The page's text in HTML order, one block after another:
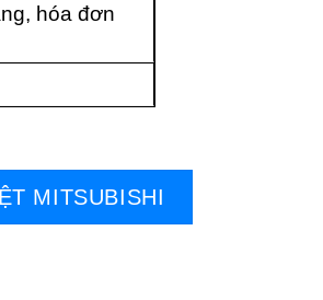
hóa đơn
MITSUBISHI